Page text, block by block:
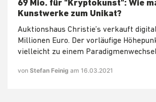
69 Mio. für "Kryptokunst": Wie
Kunstwerke zum Unikat?
Auktionshaus Christie’s verkauft
Millionen Euro. Der vorläufige
vielleicht zu einem
von Stefan Feinig am 16.03.2021